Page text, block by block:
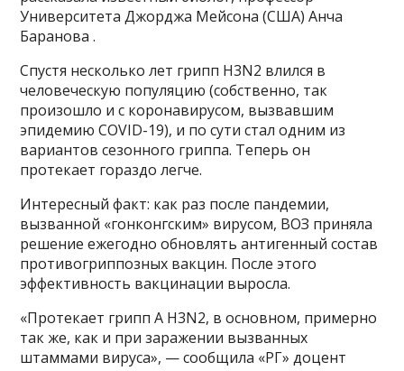
Университета Джорджа Мейсона (США) Анча
Баранова .
Спустя несколько лет грипп H3N2 влился в
человеческую популяцию (собственно, так
произошло и с коронавирусом, вызвавшим
эпидемию COVID-19), и по сути стал одним из
вариантов сезонного гриппа. Теперь он
протекает гораздо легче.
Интересный факт: как раз после пандемии,
вызванной «гонконгским» вирусом, ВОЗ приняла
решение ежегодно обновлять антигенный состав
противогриппозных вакцин. После этого
эффективность вакцинации выросла.
«Протекает грипп А H3N2, в основном, примерно
так же, как и при заражении вызванных
штаммами вируса», — сообщила «РГ» доцент